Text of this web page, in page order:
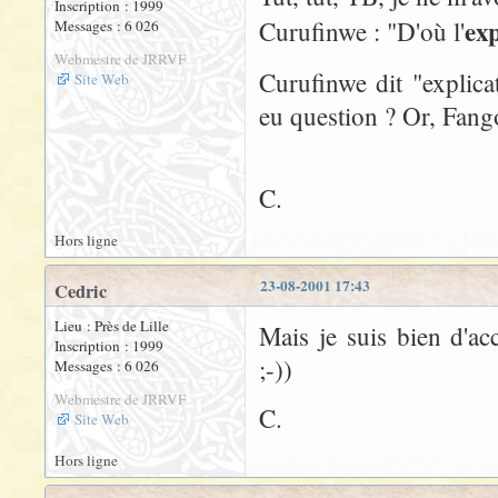
Inscription : 1999
Messages : 6 026
Webmestre de JRRVF
Site Web
Curufinwe : "D'où l'
Curufinwe dit
eu question ? Or,
C.
Hors ligne
23-08-2001 17:43
Cedric
Lieu : Près de Lille
Inscription : 1999
Messages : 6 026
Webmestre de JRRVF
Site Web
Mais je suis bien
;-))
C.
Hors ligne